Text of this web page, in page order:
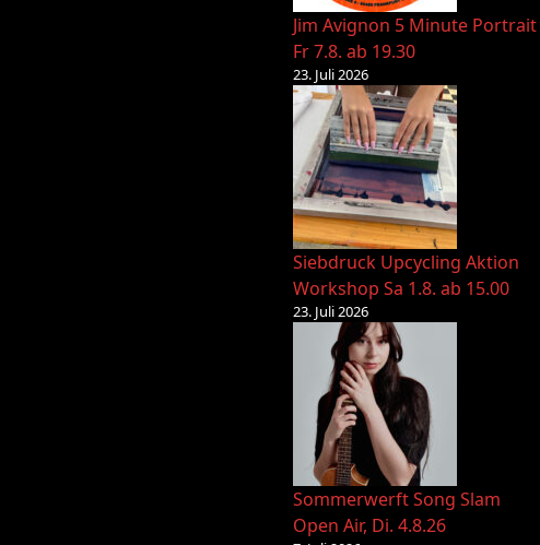
Jim Avignon 5 Minute Portrait
Fr 7.8. ab 19.30
23. Juli 2026
Siebdruck Upcycling Aktion
Workshop Sa 1.8. ab 15.00
23. Juli 2026
Sommerwerft Song Slam
Open Air, Di. 4.8.26